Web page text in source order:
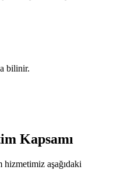
bilinir.
Kapsamı
aşağıdaki